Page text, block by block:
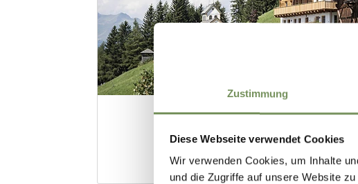
Zustimmung
Diese Webseite verwendet Cookies
Wir verwenden Cookies, um Inhalte
und die Zugriffe auf unsere Website